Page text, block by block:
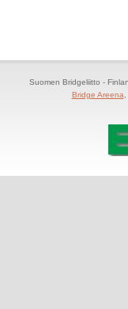
Suomen Bridgeliitto -
Bridge Areena